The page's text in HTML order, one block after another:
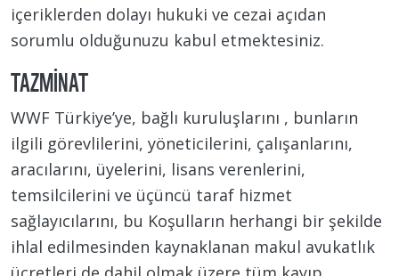
içeriklerden dolayı hukuki ve cezai açıdan
sorumlu olduğunuzu kabul etmektesiniz.
TAZMINAT
WWF Türkiye’ye, bağlı kuruluşlarını , bunların
ilgili görevlilerini, yöneticilerini, çalışanlarını,
aracılarını, üyelerini, lisans verenlerini,
temsilcilerini ve üçüncü taraf hizmet
sağlayıcılarını, bu Koşulların herhangi bir şekilde
ihlal edilmesinden kaynaklanan makul avukatlık